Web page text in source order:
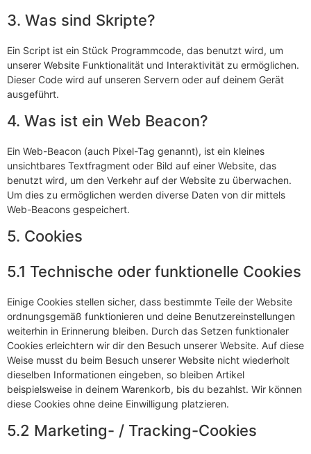
3. Was sind Skripte?
Ein Script ist ein Stück Programmcode, das benutzt wird, um
unserer Website Funktionalität und Interaktivität zu ermöglichen.
Dieser Code wird auf unseren Servern oder auf deinem Gerät
ausgeführt.
4. Was ist ein Web Beacon?
Ein Web-Beacon (auch Pixel-Tag genannt), ist ein kleines
unsichtbares Textfragment oder Bild auf einer Website, das
benutzt wird, um den Verkehr auf der Website zu überwachen.
Um dies zu ermöglichen werden diverse Daten von dir mittels
Web-Beacons gespeichert.
5. Cookies
5.1 Technische oder funktionelle Cookies
Einige Cookies stellen sicher, dass bestimmte Teile der Website
ordnungsgemäß funktionieren und deine Benutzereinstellungen
weiterhin in Erinnerung bleiben. Durch das Setzen funktionaler
Cookies erleichtern wir dir den Besuch unserer Website. Auf diese
Weise musst du beim Besuch unserer Website nicht wiederholt
dieselben Informationen eingeben, so bleiben Artikel
beispielsweise in deinem Warenkorb, bis du bezahlst. Wir können
diese Cookies ohne deine Einwilligung platzieren.
5.2 Marketing- / Tracking-Cookies